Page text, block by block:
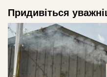
Придивіться